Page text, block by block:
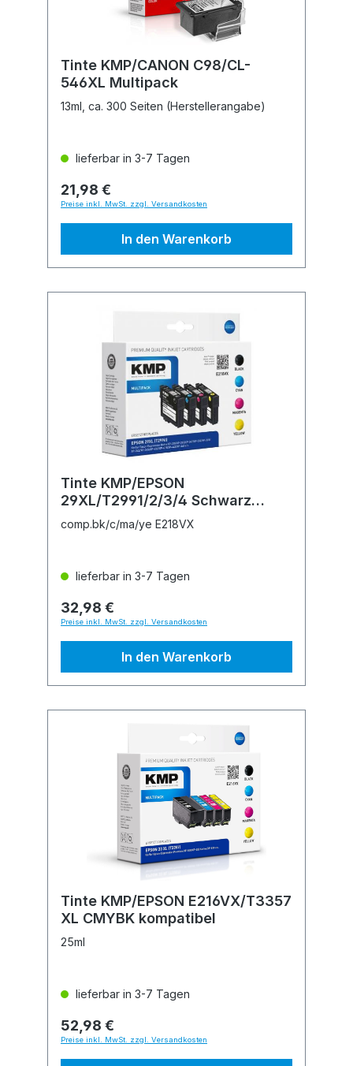
Tinte KMP/CANON C98/CL-
546XL Multipack
13ml, ca. 300 Seiten (Herstellerangabe)
lieferbar in 3-7 Tagen
21,98 €
Preise inkl. MwSt. zzgl. Versandkosten
In den Warenkorb
Tinte KMP/EPSON
29XL/T2991/2/3/4 Schwarz
Doppelpack
comp.bk/c/ma/ye E218VX
lieferbar in 3-7 Tagen
32,98 €
Preise inkl. MwSt. zzgl. Versandkosten
In den Warenkorb
Tinte KMP/EPSON E216VX/T3357
XL CMYBK kompatibel
25ml
lieferbar in 3-7 Tagen
52,98 €
Preise inkl. MwSt. zzgl. Versandkosten